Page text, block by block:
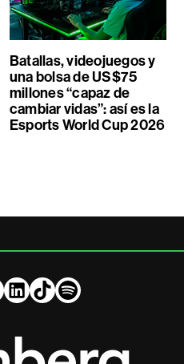
Batallas, videojuegos y
una bolsa de US$75
millones “capaz de
cambiar vidas”: así es la
Esports World Cup 2026